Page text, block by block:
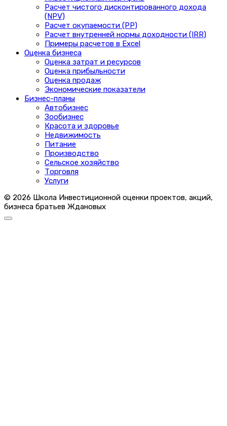
Расчет чистого дисконтированного дохода
(NPV)
Расчет окупаемости (PP)
Расчет внутренней нормы доходности (IRR)
Примеры расчетов в Excel
Оценка бизнеса
Оценка затрат и ресурсов
Оценка прибыльности
Оценка продаж
Экономические показатели
Бизнес-планы
Автобизнес
Зообизнес
Красота и здоровье
Недвижимость
Питание
Производство
Сельское хозяйство
Торговля
Услуги
© 2026 Школа Инвестиционной оценки проектов, акций,
бизнеса братьев Ждановых